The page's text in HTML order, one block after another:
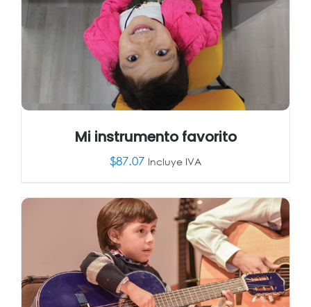
AÑADIR AL CARRITO / DETALLES
Mi instrumento favorito
$87.07 Incluye IVA